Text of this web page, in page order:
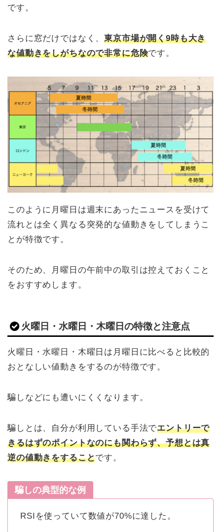
です。
さらに窓だけではなく、東京市場が開く9時も大き
な値動きをしがちなので非常に危険です。
このように月曜日は週末にあったニュースを受けて
流れとは全く異なる突発的な値動きをしてしまうこ
とが特徴です。
そのため、月曜日の午前中の取引は控えておくこと
をおすすめします。
火曜日・水曜日・木曜日の特徴と注意点
火曜日・水曜日・木曜日は月曜日に比べると比較的
おとなしい値動きをするのが特徴です。
騙しなどにも遭いにくくなります。
騙しとは、自分が利用している手法でエントリーで
きるはずのポイントなのにも関わらず、予想とは真
逆の値動きをすることです。
騙しの典型的な例
RSIを使っていて数値が70%に達した。